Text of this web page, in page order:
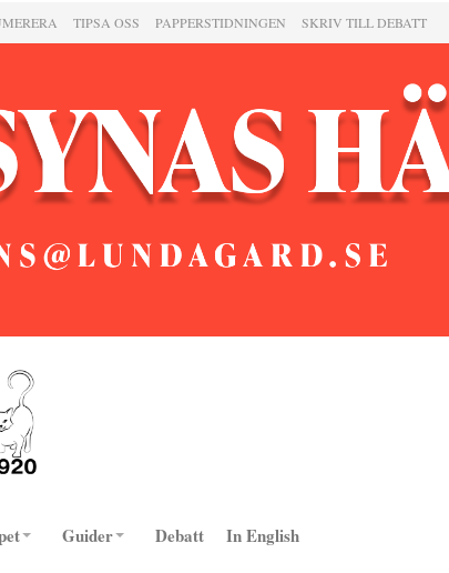
TIPSA OSS PAPPERSTIDNINGEN SKRIV TILL DEBATT
Guider Debatt In English